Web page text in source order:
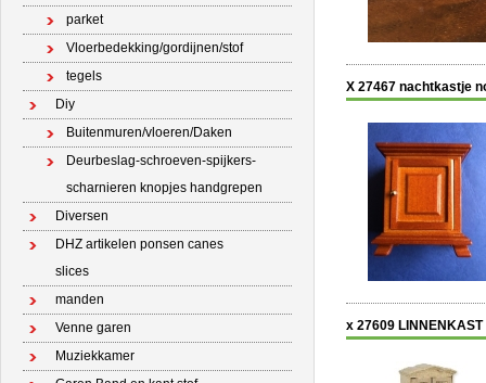
parket
Vloerbedekking/gordijnen/stof
tegels
Diy
Buitenmuren/vloeren/Daken
Deurbeslag-schroeven-spijkers-
scharnieren knopjes handgrepen
Diversen
DHZ artikelen ponsen canes
slices
manden
Venne garen
Muziekkamer
X 27467 nachtkastje
x 27609